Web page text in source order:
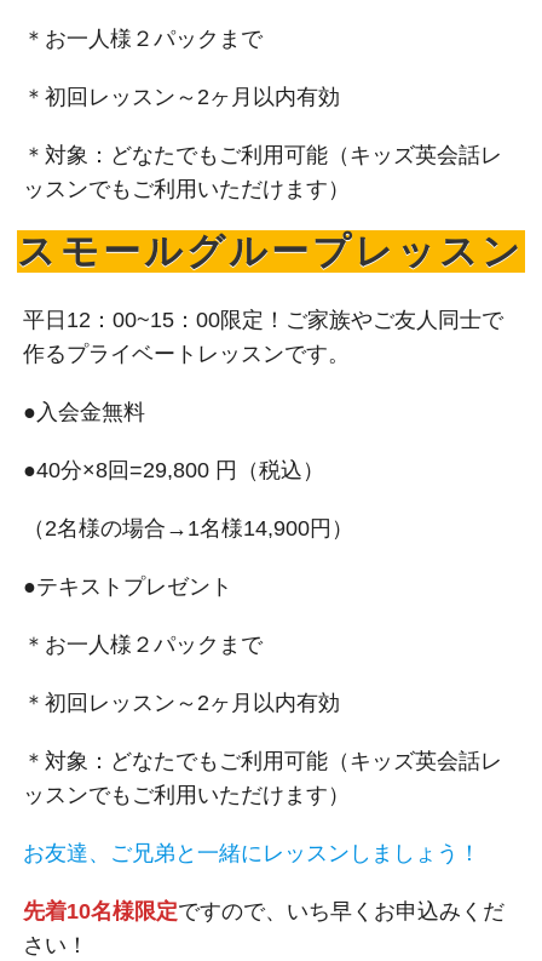
＊お一人様２パックまで
＊初回レッスン～2ヶ月以内有効
＊対象：どなたでもご利用可能（キッズ英会話レ
ッスンでもご利用いただけます）
スモールグループレッスン
平日12：00~15：00限定！ご家族やご友人同士で
作るプライベートレッスンです。
●入会金無料
●40分×8回=29,800 円（税込）
（2名様の場合→1名様14,900円）
●テキストプレゼント
＊お一人様２パックまで
＊初回レッスン～2ヶ月以内有効
＊対象：どなたでもご利用可能（キッズ英会話レ
ッスンでもご利用いただけます）
お友達、ご兄弟と一緒にレッスンしましょう！
先着10名様限定ですので、いち早くお申込みくだ
さい！